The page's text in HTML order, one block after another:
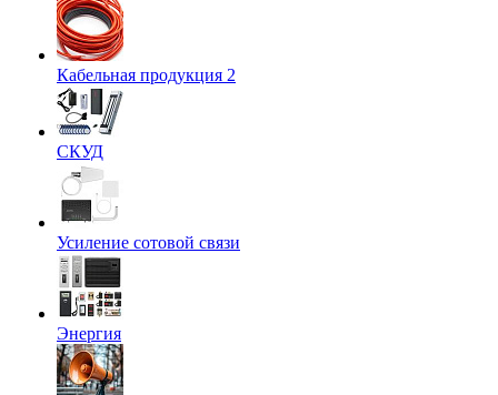
Кабельная продукция 2
СКУД
Усиление сотовой связи
Энергия